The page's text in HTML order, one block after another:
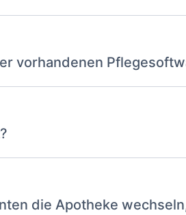
vorhandenen
die Apotheke